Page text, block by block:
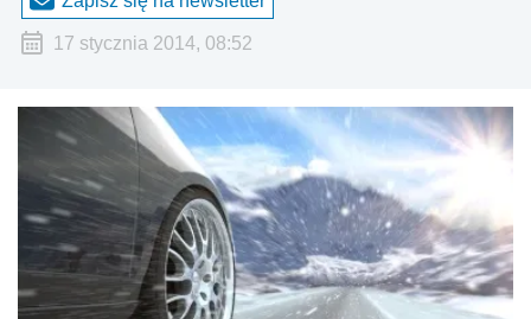
17 stycznia 2014, 08:52